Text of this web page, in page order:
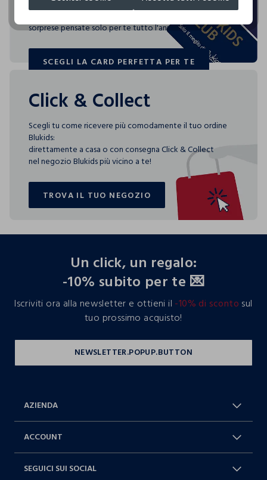
DANNI IRREVERSIBILI
0.00
3 specifici indici consentono di scoprire, per ogni capo,
MADE IN CHINA
rendono
sorprese pensate solo per te tutto l'anno!
SCEGLI LA CARD PERFETTA PER TE
SCEGLI LA CARD PERFETTA PER TE
Click & Collect
Scegli tu come ricevere più comodamente il tuo ordine
Blukids:
direttamente a casa o con consegna Click & Collect
nel negozio Blukids più vicino a te!
TROVA IL TUO NEGOZIO
TROVA IL TUO NEGOZIO
Un click, un regalo:
-10% subito per te 💌
Iscriviti ora alla newsletter e ottieni il -10% di sconto sul
tuo prossimo acquisto!
AZIENDA
Dichiarazione accessibilità
ACCOUNT
SEGUICI SUI SOCIAL